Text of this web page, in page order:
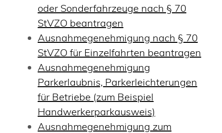
oder Sonderfahrzeuge nach § 70
StVZO beantragen
Ausnahmegenehmigung nach § 70
StVZO für Einzelfahrten beantragen
Ausnahmegenehmigung
Parkerlaubnis, Parkerleichterungen
für Betriebe (zum Beispiel
Handwerkerparkausweis)
Ausnahmegenehmigung zum